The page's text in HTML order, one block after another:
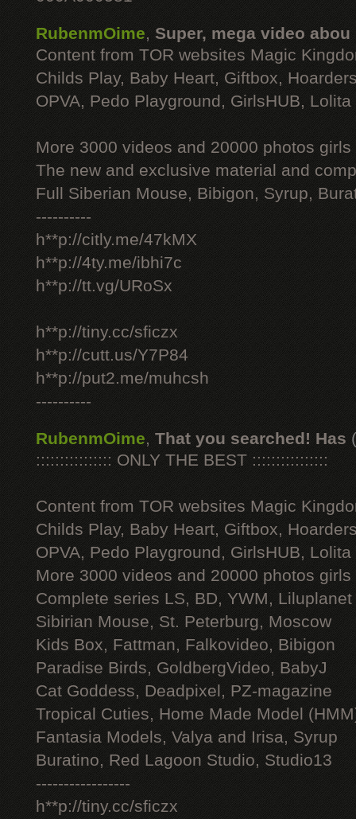
RubenmOime, Super, mega video abou
Content from TOR websites Magic
Childs Play, Baby Heart, Giftbox,
OPVA, Pedo Playground, GirlsHUB, Lolita
More 3000 videos and 20000 photos
The new and exclusive material and
Full Siberian Mouse, Bibigon, Syrup,
----------
h**p://citly.me/47kMX
h**p://4ty.me/ibhi7c
h**p://tt.vg/URoSx
h**p://tiny.cc/sficzx
h**p://cutt.us/Y7P84
h**p://put2.me/muhcsh
----------
RubenmOime, That you searched! Has
:::::::::::::::: ONLY THE BEST ::::::::::::::::
Content from TOR websites Magic
Childs Play, Baby Heart, Giftbox,
OPVA, Pedo Playground, GirlsHUB, Lolita
More 3000 videos and 20000 photos
Complete series LS, BD, YWM, Liluplanet
Sibirian Mouse, St. Peterburg, Moscow
Kids Box, Fattman, Falkovideo, Bibigon
Paradise Birds, GoldbergVideo, BabyJ
Cat Goddess, Deadpixel, PZ-magazine
Tropical Cuties, Home Made Model
Fantasia Models, Valya and Irisa, Syrup
Buratino, Red Lagoon Studio, Studio13
-----------------
h**p://tiny.cc/sficzx